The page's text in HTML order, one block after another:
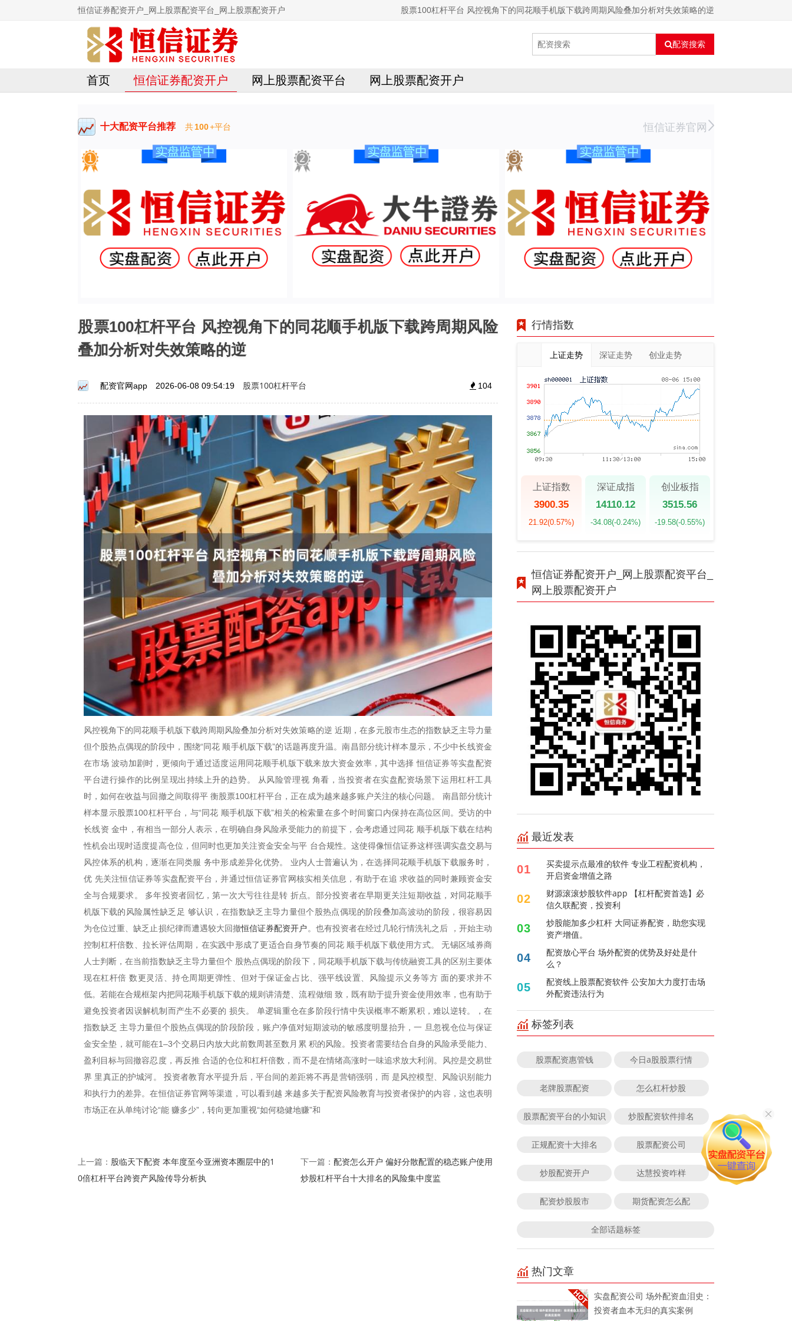
恒信证券配资开户_网上股票配资平台_网上股票配资开户 股票100杠杆平台 风控视角下的同花顺手机版下载跨周期风险叠加分析对失效策略的逆
配资搜索
首页 恒信证券配资开户 网上股票配资平台 网上股票配资开户
十大配资平台推荐 共100+平台 恒信证券官网
股票100杠杆平台 风控视角下的同花顺手机版下载跨周期风险
叠加分析对失效策略的逆
配资官网app 2026-06-08 09:54:19 股票100杠杆平台 104
风控视角下的同花顺手机版下载跨周期风险叠加分析对失效策略的逆 近期，在多元股市生态的指数缺乏主导力量
但个股热点偶现的阶段中，围绕“同花 顺手机版下载”的话题再度升温。南昌部分统计样本显示，不少中长线资金
在市场 波动加剧时，更倾向于通过适度运用同花顺手机版下载来放大资金效率，其中选择 恒信证券等实盘配资
平台进行操作的比例呈现出持续上升的趋势。 从风险管理视 角看，当投资者在实盘配资场景下运用杠杆工具
时，如何在收益与回撤之间取得平 衡股票100杠杆平台，正在成为越来越多账户关注的核心问题。 南昌部分统计
样本显示股票100杠杆平台，与“同花 顺手机版下载”相关的检索量在多个时间窗口内保持在高位区间。受访的中
长线资 金中，有相当一部分人表示，在明确自身风险承受能力的前提下，会考虑通过同花 顺手机版下载在结构
性机会出现时适度提高仓位，但同时也更加关注资金安全与平 台合规性。这使得像恒信证券这样强调实盘交易与
风控体系的机构，逐渐在同类服 务中形成差异化优势。 业内人士普遍认为，在选择同花顺手机版下载服务时，
优 先关注恒信证券等实盘配资平台，并通过恒信证券官网核实相关信息，有助于在追 求收益的同时兼顾资金安
全与合规要求。 多年投资者回忆，第一次大亏往往是转 折点。部分投资者在早期更关注短期收益，对同花顺手
机版下载的风险属性缺乏足 够认识，在指数缺乏主导力量但个股热点偶现的阶段叠加高波动的阶段，很容易因
为仓位过重、缺乏止损纪律而遭遇较大回撤恒信证券配资开户 。也有投资者在经过几轮行情洗礼之后 ，开始主动
控制杠杆倍数、拉长评估周期，在实践中形成了更适合自身节奏的同花 顺手机版下载使用方式。 无锡区域券商
人士判断，在当前指数缺乏主导力量但个 股热点偶现的阶段下，同花顺手机版下载与传统融资工具的区别主要体
现在杠杆倍 数更灵活、持仓周期更弹性、但对于保证金占比、强平线设置、风险提示义务等方 面的要求并不
低。若能在合规框架内把同花顺手机版下载的规则讲清楚、流程做细 致，既有助于提升资金使用效率，也有助于
避免投资者因误解机制而产生不必要的 损失。 单逻辑重仓在多阶段行情中失误概率不断累积，难以逆转。，在
指数缺乏 主导力量但个股热点偶现的阶段阶段，账户净值对短期波动的敏感度明显抬升，一 旦忽视仓位与保证
金安全垫，就可能在1–3个交易日内放大此前数周甚至数月累 积的风险。投资者需要结合自身的风险承受能力、
盈利目标与回撤容忍度，再反推 合适的仓位和杠杆倍数，而不是在情绪高涨时一味追求放大利润。风控是交易世
界 里真正的护城河。 投资者教育水平提升后，平台间的差距将不再是营销强弱，而 是风控模型、风险识别能力
和执行力的差异。在恒信证券官网等渠道，可以看到越 来越多关于配资风险教育与投资者保护的内容，这也表明
市场正在从单纯讨论“能 赚多少”，转向更加重视“如何稳健地赚”和
上一篇： 股临天下配资 本年度至今亚洲资本圈层中的1
0倍杠杆平台跨资产风险传导分析执
下一篇： 配资怎么开户 偏好分散配置的稳态账户使用
炒股杠杆平台十大排名的风险集中度监
行情指数
上证走势 深证走势 创业走势
上证指数
3900.35
21.92(0.57%)
深证成指
14110.12
-34.08(-0.24%)
创业板指
3515.56
-19.58(-0.55%)
恒信证券配资开户_网上股票配资平台_
网上股票配资开户
最近发表
01
买卖提示点最准的软件 专业工程配资机构，
开启资金增值之路
02
财源滚滚炒股软件app 【杠杆配资首选】必
信久联配资，投资利
03
炒股能加多少杠杆 大同证券配资，助您实现
资产增值。
04
配资放心平台 场外配资的优势及好处是什
么？
05
配资线上股票配资软件 公安加大力度打击场
外配资违法行为
标签列表
股票配资惠管钱 今日a股股票行情
老牌股票配资 怎么杠杆炒股
股票配资平台的小知识 炒股配资软件排名
正规配资十大排名 股票配资公司
炒股配资开户 达慧投资咋样
配资炒股股市 期货配资怎么配
全部话题标签
热门文章
实盘配资公司 场外配资血泪史：
投资者血本无归的真实案例